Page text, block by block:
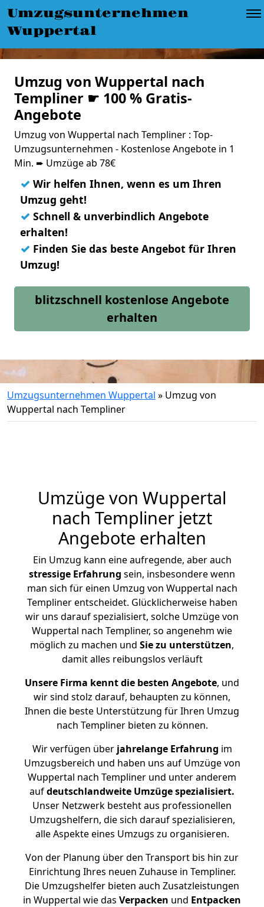
Umzugsunternehmen
Wuppertal
Umzug von Wuppertal nach
Templiner ☛ 100 % Gratis-
Angebote
Umzug von Wuppertal nach Templiner : Top-
Umzugsunternehmen - Kostenlose Angebote in 1
Min. ➨ Umzüge ab 78€
✓ Wir helfen Ihnen, wenn es um Ihren
Umzug geht!
✓ Schnell & unverbindlich Angebote
erhalten!
✓ Finden Sie das beste Angebot für Ihren
Umzug!
blitzschnell kostenlose Angebote
erhalten
Umzugsunternehmen Wuppertal » Umzug von
Wuppertal nach Templiner
Umzüge von Wuppertal
nach Templiner jetzt
Angebote erhalten
Ein Umzug kann eine aufregende, aber auch
stressige Erfahrung sein, insbesondere wenn
man sich für einen Umzug von Wuppertal nach
Templiner entscheidet. Glücklicherweise haben
wir uns darauf spezialisiert, solche Umzüge von
Wuppertal nach Templiner, so angenehm wie
möglich zu machen und Sie zu unterstützen,
damit alles reibungslos verläuft
Unsere Firma kennt die besten Angebote, und
wir sind stolz darauf, behaupten zu können,
Ihnen die beste Unterstützung für Ihren Umzug
nach Templiner bieten zu können.
Wir verfügen überjahrelange Erfahrung im
Umzugsbereich und haben uns auf Umzüge von
Wuppertal nach Templiner und unter anderem
aufdeutschlandweite Umzüge spezialisiert.
Unser Netzwerk besteht aus professionellen
Umzugshelfern, die sich darauf spezialisieren,
alle Aspekte eines Umzugs zu organisieren.
Von der Planung über den Transport bis hin zur
Einrichtung Ihres neuen Zuhause in Templiner.
Die Umzugshelfer bieten auch Zusatzleistungen
in Wuppertal wie das Verpacken und Entpacken